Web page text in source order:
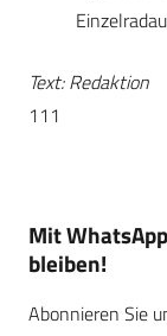
Text: Redaktion
111
Mit
bleiben!
Abonnieren Sie